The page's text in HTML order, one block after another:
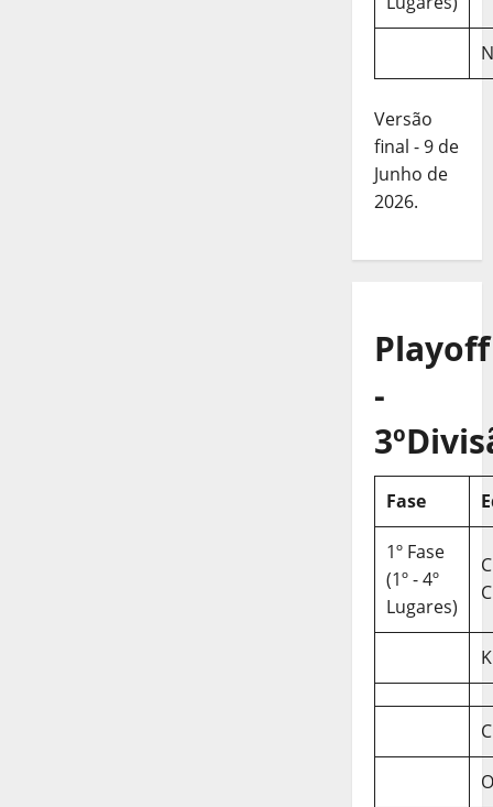
Versão
final - 9 de
Junho de
2026.
Playoff
-
Fase
1º Fase
(1º - 4º
Lugares)
C